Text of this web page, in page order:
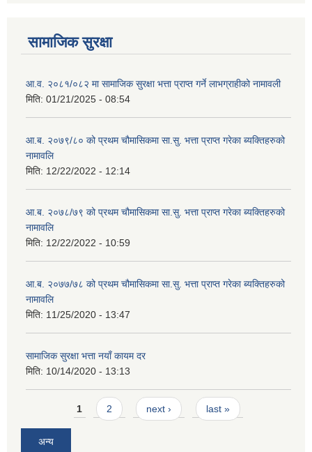
सामाजिक सुरक्षा
आ.व. २०८१/०८२ मा सामाजिक सुरक्षा भत्ता प्राप्त गर्ने लाभग्राहीको नामावली
मिति: 01/21/2025 - 08:54
आ.ब. २०७९/८० को प्रथम चौमासिकमा सा.सु. भत्ता प्राप्त गरेका ब्यक्तिहरुको
नामावलि
मिति: 12/22/2022 - 12:14
आ.ब. २०७८/७९ को प्रथम चौमासिकमा सा.सु. भत्ता प्राप्त गरेका ब्यक्तिहरुको
नामावलि
मिति: 12/22/2022 - 10:59
आ.ब. २०७७/७८ को प्रथम चौमासिकमा सा.सु. भत्ता प्राप्त गरेका ब्यक्तिहरुको
नामावलि
मिति: 11/25/2020 - 13:47
सामाजिक सुरक्षा भत्ता नयाँ कायम दर
मिति: 10/14/2020 - 13:13
Pages1 2 next › last »
अन्य